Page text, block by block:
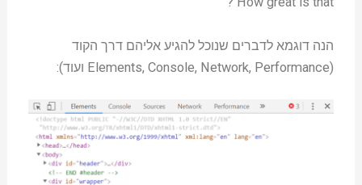
הנה דוגמא לדברים שנוכל להגיע אליהם דרך הקוד
(Elements, Console, Network, Performance ועוד):